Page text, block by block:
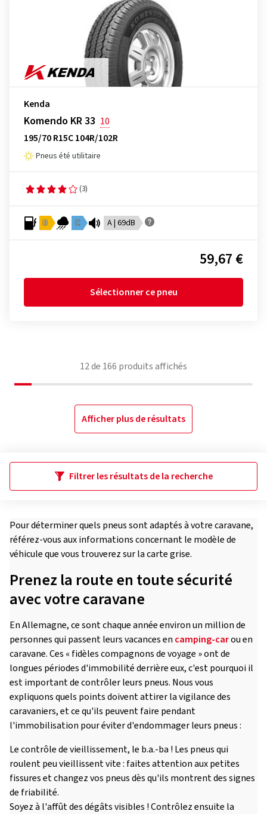
Kenda
Komendo KR 33 10
195/70 R15C 104R/102R
Pneus été utilitaire
(3)
D C A | 69dB
59,67 €
Sélectionner ce pneu
12de 166 produits affichés
Afficher plus de résultats
Filtrer les résultats de la recherche
Pour déterminer quels pneus sont adaptés à votre caravane,
référez-vous aux informations concernant le modèle de
véhicule que vous trouverez sur la carte grise.
Prenez la route en toute sécurité
avec votre caravane
En Allemagne, ce sont chaque année environ un million de
personnes qui passent leurs vacances en camping-carou en
caravane. Ces « fidèles compagnons de voyage » ont de
longues périodes d'immobilité derrière eux, c'est pourquoi il
est important de contrôler leurs pneus. Nous vous
expliquons quels points doivent attirer la vigilance des
caravaniers, et ce qu'ils peuvent faire pendant
l'immobilisation pour éviter d'endommager leurs pneus :
Le contrôle de vieillissement, le b.a.-ba ! Les pneus qui
roulent peu vieillissent vite : faites attention aux petites
fissures et changez vos pneus dès qu'ils montrent des signes
de friabilité.
Soyez à l'affût des dégâts visibles ! Contrôlez ensuite la